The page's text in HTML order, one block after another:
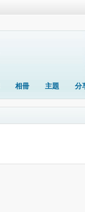
相冊 主題 分